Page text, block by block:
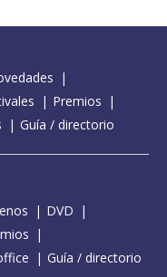
Premios
Guía / directorio
DVD
Guía / directorio